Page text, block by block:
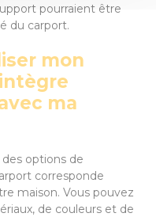
pourraient être
du carport.
mon
ma
options de
corresponde
maison. Vous pouvez
de couleurs et de